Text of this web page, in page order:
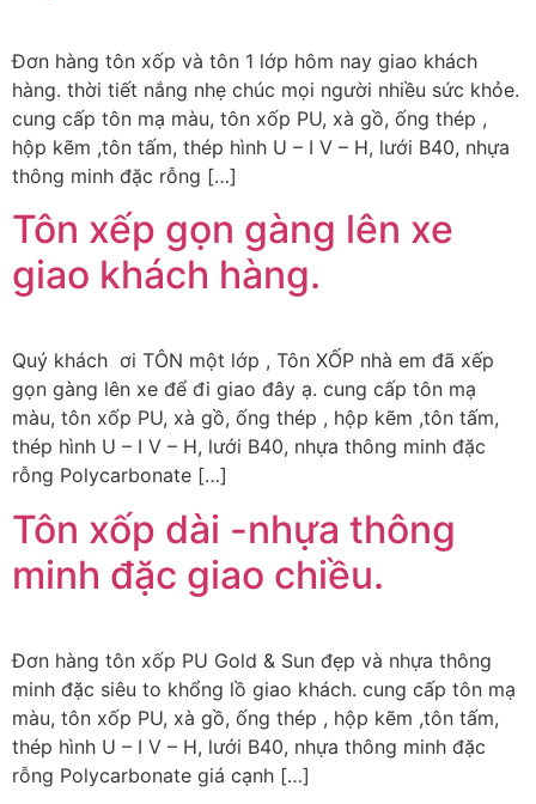
Đơn hàng tôn xốp và tôn 1 lớp hôm nay giao khách
hàng. thời tiết nắng nhẹ chúc mọi người nhiều sức khỏe.
cung cấp tôn mạ màu, tôn xốp PU, xà gồ, ống thép ,
hộp kẽm ,tôn tấm, thép hình U – I V – H, lưới B40, nhựa
thông minh đặc rỗng […]
Tôn xếp gọn gàng lên xe
giao khách hàng.
Quý khách ơi TÔN một lớp , Tôn XỐP nhà em đã xếp
gọn gàng lên xe để đi giao đây ạ. cung cấp tôn mạ
màu, tôn xốp PU, xà gồ, ống thép , hộp kẽm ,tôn tấm,
thép hình U – I V – H, lưới B40, nhựa thông minh đặc
rỗng Polycarbonate […]
Tôn xốp dài -nhựa thông
minh đặc giao chiều.
Đơn hàng tôn xốp PU Gold & Sun đẹp và nhựa thông
minh đặc siêu to khổng lồ giao khách. cung cấp tôn mạ
màu, tôn xốp PU, xà gồ, ống thép , hộp kẽm ,tôn tấm,
thép hình U – I V – H, lưới B40, nhựa thông minh đặc
rỗng Polycarbonate giá cạnh […]